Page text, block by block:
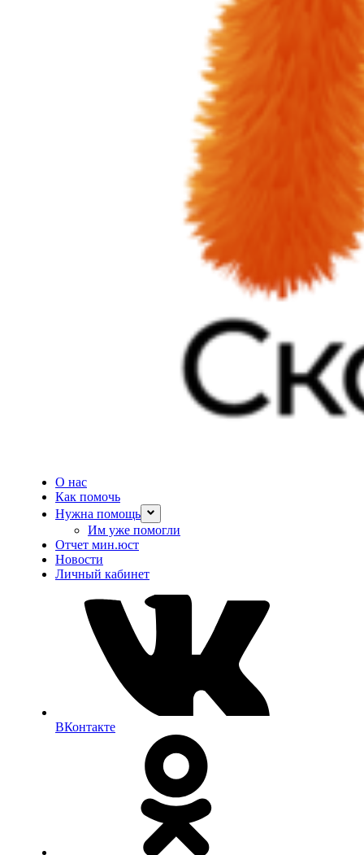
О нас
Как помочь
Нужна помощь
Им уже помогли
Отчет мин.юст
Новости
Личный кабинет
ВКонтакте